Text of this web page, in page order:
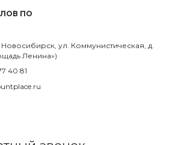
ПО
Новосибирск, ул. Коммунистическая, д.
Ленина»)
40 81